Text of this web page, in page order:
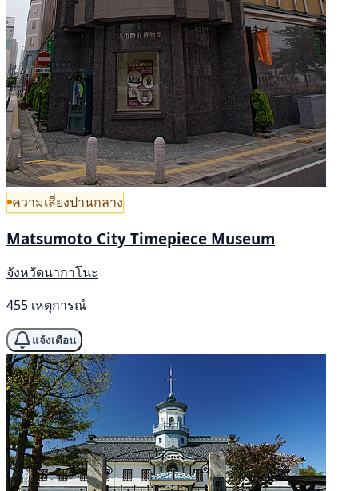
ความเสี่ยงปานกลาง
Matsumoto City Timepiece Museum
จังหวัดนากาโนะ
455 เหตุการณ์
แจ้งเตือน